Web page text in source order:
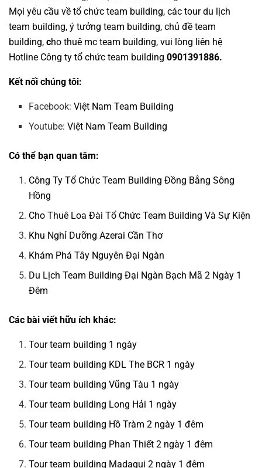
Mọi yêu cầu về tổ chức team building, các tourdu lịch
team building, ý tưởng team building, chủ đề team
building, cho thuê mc team building, vui lòng liên hệ
Hotline Công ty tổ chức team building 0901391886.
Kết nối chúng tôi:
Facebook:Việt Nam Team Building
Youtube:Việt Nam Team Building
Có thể bạn quan tâm:
Công Ty Tổ Chức Team Building Đồng Bằng Sông
Hồng
Cho Thuê Loa Đài Tổ Chức Team Building Và Sự Kiện
Khu Nghỉ Dưỡng Azerai Cần Thơ
Khám Phá Tây Nguyên Đại Ngàn
Du Lịch Team Building Đại Ngàn Bạch Mã 2 Ngày 1
Đêm
Các bài viết hữu ích khác:
Tour team building 1 ngày
Tour team building KDL The BCR 1 ngày
Tour team building Vũng Tàu 1 ngày
Tour team building Long Hải 1 ngày
Tour team building Hồ Tràm 2 ngày 1 đêm
Tour team building Phan Thiết 2 ngày 1 đêm
Tour team building Madagui 2 ngày 1 đêm